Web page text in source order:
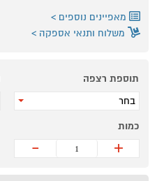
מאפיינים נוספים
משלוח ותנאי אספקה
תוספת רצפה
בחר
כמות
+
-